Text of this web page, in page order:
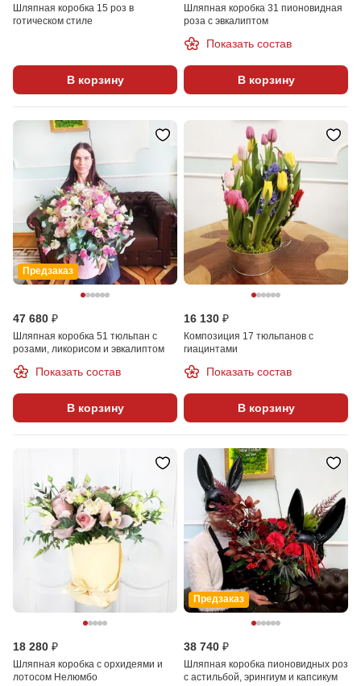
Шляпная коробка 15 роз в
готическом стиле
В корзину
Шляпная коробка 31 пионовидная
роза с эвкалиптом
Показать состав
В корзину
Предзаказ
47 680 ₽
Шляпная коробка 51 тюльпан с
розами, ликорисом и эвкалиптом
Показать состав
В корзину
16 130 ₽
Композиция 17 тюльпанов с
гиацинтами
Показать состав
В корзину
18 280 ₽
Шляпная коробка с орхидеями и
лотосом Нелюмбо
Предзаказ
38 740 ₽
Шляпная коробка пионовидных роз
с астильбой, эрингиум и капсикум